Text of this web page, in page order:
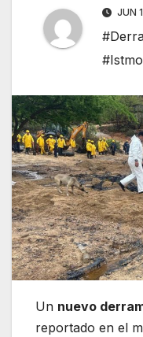
JUN
#Istmo
Un nuevo
reportado en el